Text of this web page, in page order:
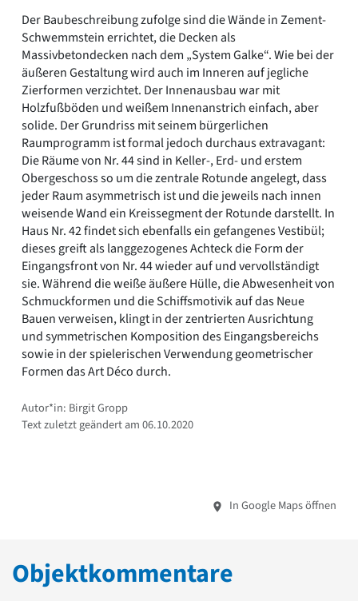
Der Baubeschreibung zufolge sind die Wände in Zement-
Schwemmstein errichtet, die Decken als
Massivbetondecken nach dem „System Galke“. Wie bei der
äußeren Gestaltung wird auch im Inneren auf jegliche
Zierformen verzichtet. Der Innenausbau war mit
Holzfußböden und weißem Innenanstrich einfach, aber
solide. Der Grundriss mit seinem bürgerlichen
Raumprogramm ist formal jedoch durchaus extravagant:
Die Räume von Nr. 44 sind in Keller-, Erd- und erstem
Obergeschoss so um die zentrale Rotunde angelegt, dass
jeder Raum asymmetrisch ist und die jeweils nach innen
weisende Wand ein Kreissegment der Rotunde darstellt. In
Haus Nr. 42 findet sich ebenfalls ein gefangenes Vestibül;
dieses greift als langgezogenes Achteck die Form der
Eingangsfront von Nr. 44 wieder auf und vervollständigt
sie. Während die weiße äußere Hülle, die Abwesenheit von
Schmuckformen und die Schiffsmotivik auf das Neue
Bauen verweisen, klingt in der zentrierten Ausrichtung
und symmetrischen Komposition des Eingangsbereichs
sowie in der spielerischen Verwendung geometrischer
Formen das Art Déco durch.
Autor*in: Birgit Gropp
Text zuletzt geändert am 06.10.2020
In Google Maps öffnen
Objektkommentare